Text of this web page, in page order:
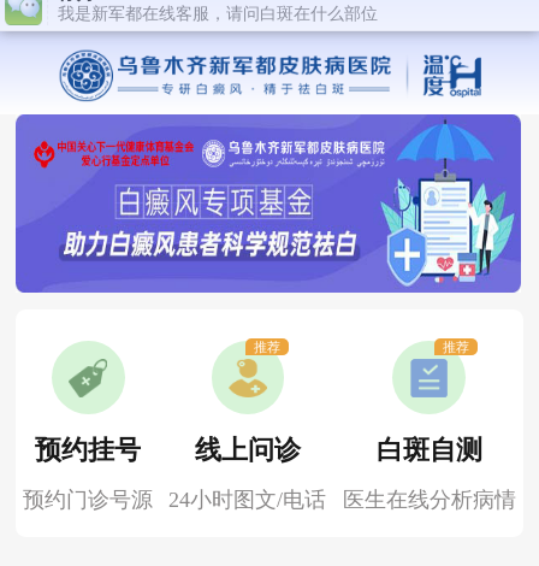
预约挂号
预约门诊号源
线上问诊
24小时图文/电话
推荐
白斑自测
医生在线分析病情
推荐